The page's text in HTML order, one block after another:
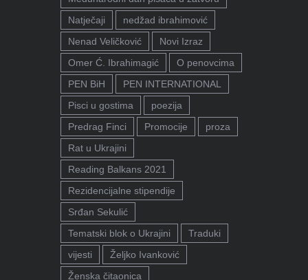
Natječaji
nedžad ibrahimović
Nenad Veličković
Novi Izraz
Omer Ć. Ibrahimagić
O penovcima
PEN BiH
PEN INTERNATIONAL
Pisci u gostima
poezija
Predrag Finci
Promocije
proza
Rat u Ukrajini
Reading Balkans 2021
Rezidencijalne stipendije
Srđan Sekulić
Tematski blok o Ukrajini
Traduki
vijesti
Željko Ivanković
Ženska čitaonica